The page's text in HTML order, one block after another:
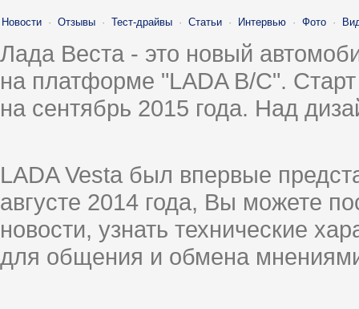
Новости · Отзывы · Тест-драйвы · Статьи · Интервью · Фото ·
Лада Веста - это новый
на платформе "LADA B/C".
на сентябрь 2015 года. Над
LADA Vesta был впервые
августе 2014 года, Вы можете
новости, узнать технические
для общения и обмена